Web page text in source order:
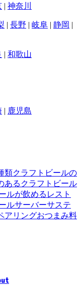
| 神奈川
| 長野 | 岐阜 | 静岡 |
| 和歌山
| 鹿児島
類クラフトビールの
あるクラフトビール
ルが飲めるレスト
ルサーバーサステ
アリングおつまみ料